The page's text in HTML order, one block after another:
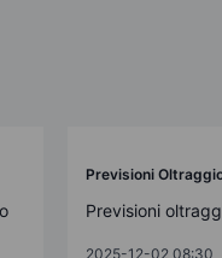
Previsioni
Previsioni
2025-12-02 08:30